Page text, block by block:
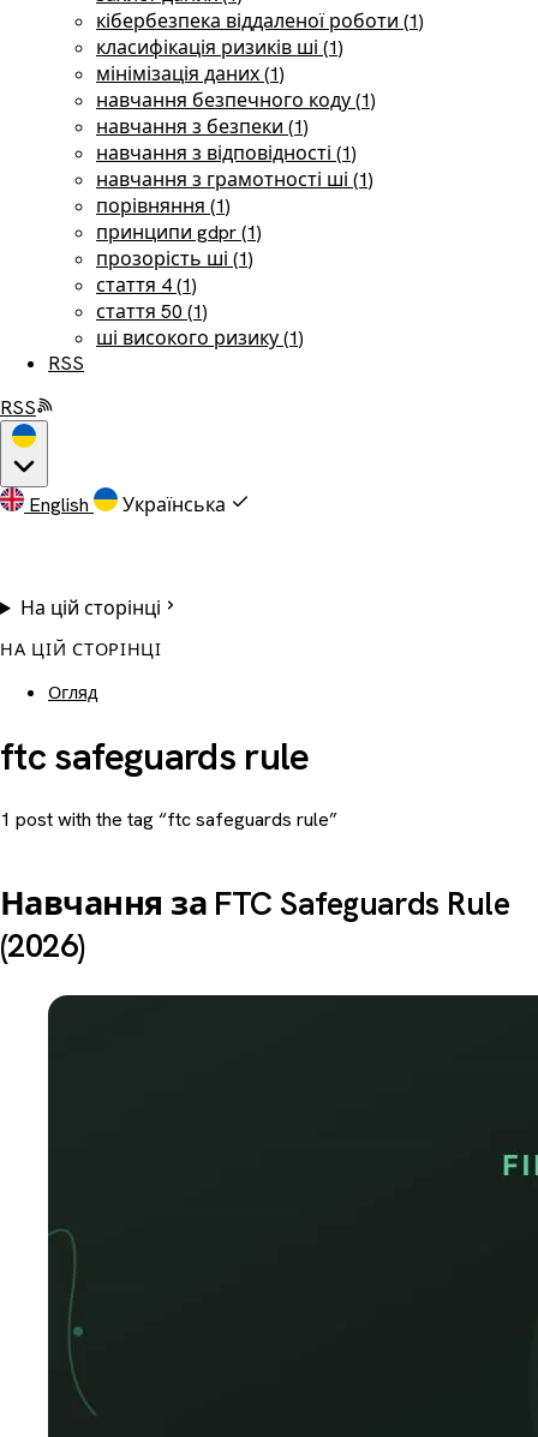
кібербезпека віддаленої роботи (1)
класифікація ризиків ші (1)
мінімізація даних (1)
навчання безпечного коду (1)
навчання з безпеки (1)
навчання з відповідності (1)
навчання з грамотності ші (1)
порівняння (1)
принципи gdpr (1)
прозорість ші (1)
стаття 4 (1)
стаття 50 (1)
ші високого ризику (1)
RSS
RSS
English Українська
На цій сторінці
НА ЦІЙ СТОРІНЦІ
Огляд
ftc safeguards rule
1 post with the tag “ftc safeguards rule”
Навчання за FTC Safeguards Rule
(2026)